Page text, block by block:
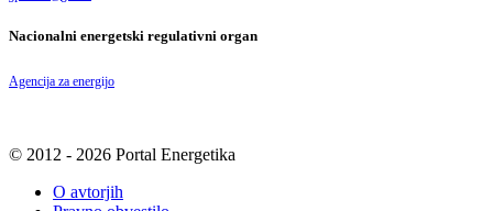
Nacionalni energetski regulativni organ
Agencija za energijo
© 2012 - 2026 Portal Energetika
O avtorjih